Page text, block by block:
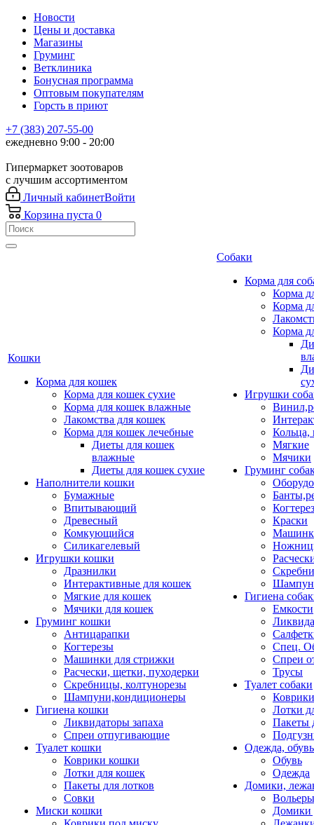
Новости
Цены и доставка
Магазины
Груминг
Ветклиника
Бонусная программа
Оптовым покупателям
Горсть в приют
+7 (383) 207-55-00
ежедневно 9:00 - 20:00
Гипермаркет зоотоваров
с лучшим ассортиментом
Личный кабинетВойти
Корзина пуста 0
Кошки
Корма для кошек
Корма для кошек сухие
Корма для кошек влажные
Лакомства для кошек
Корма для кошек лечебные
Диеты для кошек
влажные
Диеты для кошек сухие
Наполнители кошки
Бумажные
Впитывающий
Древесный
Комкующийся
Силикагелевый
Игрушки кошки
Дразнилки
Интерактивные для кошек
Мягкие для кошек
Мячики для кошек
Груминг кошки
Антицарапки
Когтерезы
Машинки для стрижки
Расчески, щетки, пуходерки
Скребницы, колтунорезы
Шампуни,кондиционеры
Гигиена кошки
Ликвидаторы запаха
Спреи отпугивающие
Туалет кошки
Коврики кошки
Лотки для кошек
Пакеты для лотков
Совки
Миски кошки
Собаки
Корма для
Корма
Корма
Корма
Игрушки
Кольца,
Мягкие
Мячики
Груминг
Краски
Гигиена
Емкости
Спец.
Спреи
Трусы
Туалет собаки
Коврики
Лотки
Пакеты
Одежда, обувь
Обувь
Одежда
Домики,
Домики